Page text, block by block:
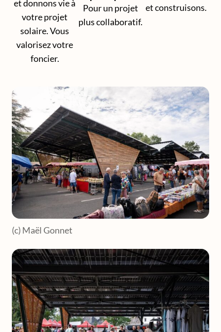
et donnons vie à
votre projet
solaire. Vous
valorisez votre
foncier.
Pour un projet
plus collaboratif.
et construisons.
(c) Maël Gonnet